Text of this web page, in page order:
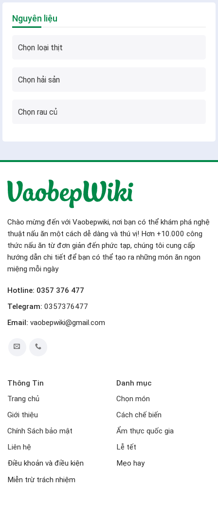
Nguyên liệu
Chào mừng đến với Vaobepwiki, nơi bạn có thể khám phá nghệ
thuật nấu ăn một cách dễ dàng và thú vị! Hơn +10.000 công
thức nấu ăn từ đơn giản đến phức tạp, chúng tôi cung cấp
hướng dẫn chi tiết để bạn có thể tạo ra những món ăn ngon
miệng mỗi ngày
Hotline: 0357 376 477
Telegram: 0357376477
Email: vaobepwiki@gmail.com
Thông Tin
Trang chủ
Giới thiệu
Chính Sách bảo mật
Liên hệ
Điều khoản và điều kiện
Miễn trừ trách nhiệm
Danh mục
Chọn món
Cách chế biến
Ẩm thực quốc gia
Lễ tết
Mẹo hay